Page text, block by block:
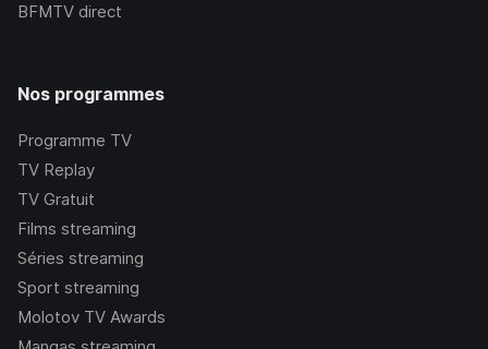
BFMTV direct
Nos programmes
Programme TV
TV Replay
TV Gratuit
Films streaming
Séries streaming
Sport streaming
Molotov TV Awards